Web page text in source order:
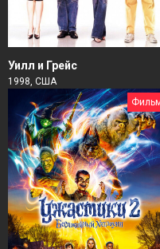
Уилл и Грейс
1998, США